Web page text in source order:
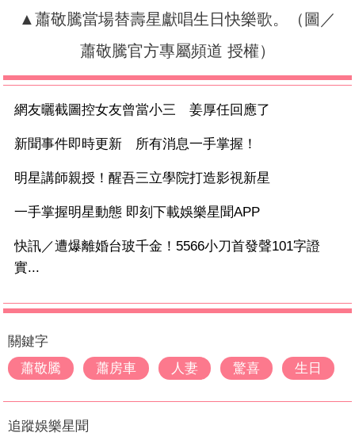
▲蕭敬騰當場替壽星獻唱生日快樂歌。（圖／
蕭敬騰官方專屬頻道 授權）
網友曬截圖控女友曾當小三 姜厚任回應了
新聞事件即時更新 所有消息一手掌握！
明星講師親授！醒吾三立學院打造影視新星
一手掌握明星動態 即刻下載娛樂星聞APP
快訊／遭爆離婚台玻千金！5566小刀首發聲101字證
實...
關鍵字
蕭敬騰
蕭房車 人妻 驚喜 生日
追蹤娛樂星聞